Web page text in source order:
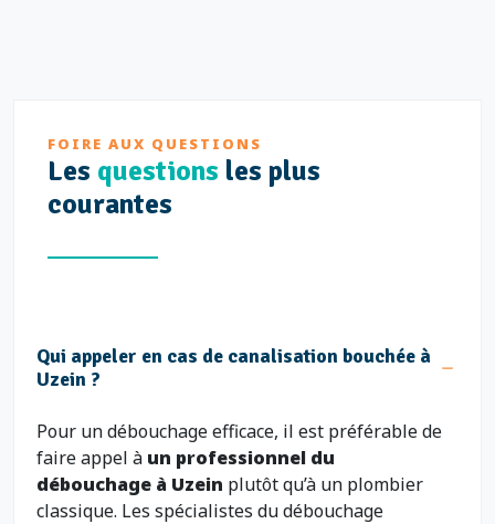
FOIRE AUX QUESTIONS
Les questions les plus
courantes
Qui appeler en cas de canalisation bouchée à
Uzein ?
Pour un débouchage efficace, il est préférable de
faire appel à un professionnel du
débouchage à Uzein plutôt qu’à un plombier
classique. Les spécialistes du débouchage